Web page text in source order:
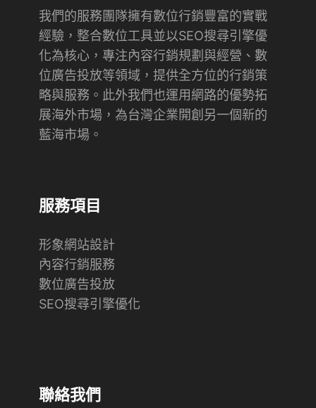
我們的服務團隊擁有數位行銷豐富的實戰
經驗，整合數位工具並以SEO搜尋引擎優
化為核心，專注內容行銷規劃與經營、數
位廣告投放等領域，提供全方位的行銷策
略與服務。此外我們也運用網路的優勢拓
展海外市場，為台灣企業開創另一個新的
藍海市場。
服務項目
形象網站設計
內容行銷服務
數位廣告投放
SEO搜尋引擎優化
聯絡我們